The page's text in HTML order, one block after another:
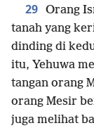
29 Orang
tanah yang
dinding di
itu, Yehuwa
tangan orang
orang Mesir
juga melihat